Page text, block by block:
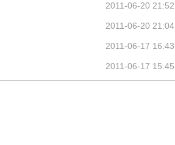
2011-06-20 21:52
2011-06-20 21:04
2011-06-17 16:43
2011-06-17 15:45